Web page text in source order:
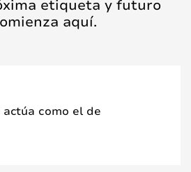
etiqueta y futuro
aquí.
como el de